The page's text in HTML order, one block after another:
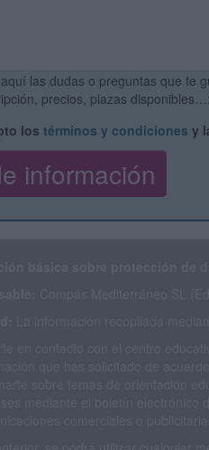
las dudas o preguntas que te
precios, plazas disponibles…:
los términos y condiciones y